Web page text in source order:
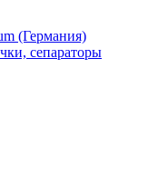
(Германия)
сепараторы